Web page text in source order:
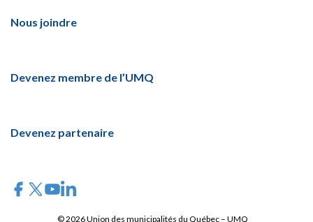
Nous joindre
Devenez membre de l’UMQ
Devenez partenaire
© 2026 Union des municipalités du Québec – UMQ